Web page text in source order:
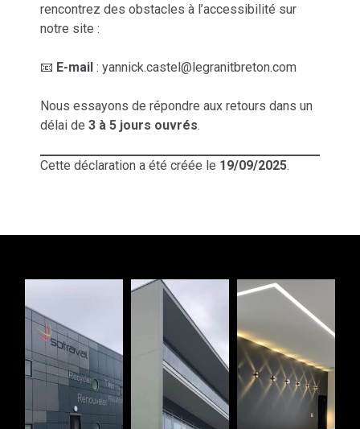
rencontrez des obstacles à l’accessibilité sur
notre site :
📧 E-mail : yannick.castel@legranitbreton.com
Nous essayons de répondre aux retours dans un
délai de 3 à 5 jours ouvrés.
Cette déclaration a été créée le 19/09/2025.